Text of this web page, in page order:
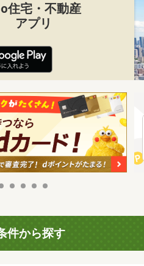
住宅・不動産
アプリ
件から探す